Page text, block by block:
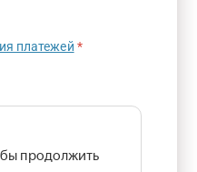
платежей *